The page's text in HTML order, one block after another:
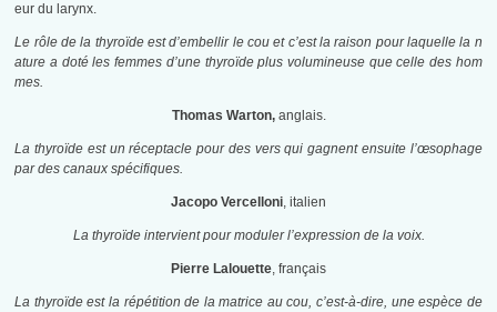
eur du larynx.
Le rôle de la thyroïde est d’embellir le cou et c’est la raison pour laquelle la n
ature a doté les femmes d’une thyroïde plus volumineuse que celle des hom
mes.
Thomas Warton, anglais.
La thyroïde est un réceptacle pour des vers qui gagnent ensuite l’œsophage
par des canaux spécifiques.
Jacopo Vercelloni, italien
La thyroïde intervient pour moduler l’expression de la voix.
Pierre Lalouette, français
La thyroïde est la répétition de la matrice au cou, c’est-à-dire, une espèce de